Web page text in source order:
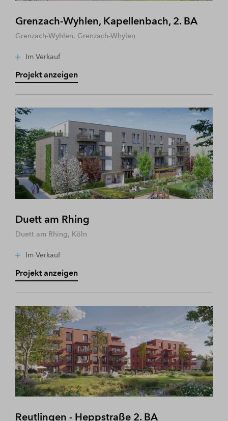
Grenzach-Wyhlen, Kapellenbach, 2. BA
Grenzach-Wyhlen, Grenzach-Whylen
Im Verkauf
Projekt anzeigen
Duett am Rhing
Duett am Rhing, Köln
Im Verkauf
Projekt anzeigen
Reutlingen - Heppstraße 2. BA